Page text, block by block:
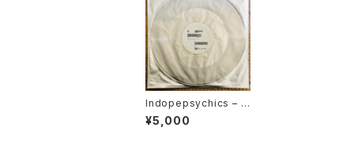
Indopepsychics – R
and~ / Phasor~ 12ic
h pfL_2
¥5,000